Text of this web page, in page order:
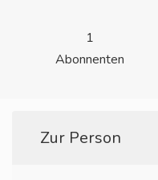
1
Abonnenten
Zur Person